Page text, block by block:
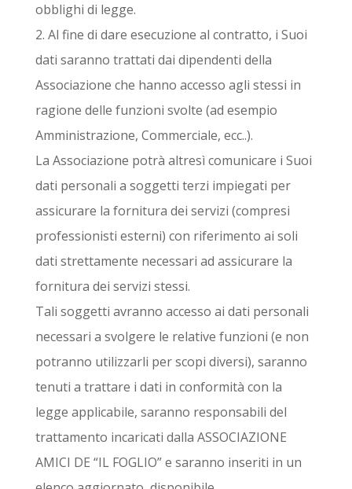
obblighi di legge.
2. Al fine di dare esecuzione al contratto, i Suoi
dati saranno trattati dai dipendenti della
Associazione che hanno accesso agli stessi in
ragione delle funzioni svolte (ad esempio
Amministrazione, Commerciale, ecc..).
La Associazione potrà altresì comunicare i Suoi
dati personali a soggetti terzi impiegati per
assicurare la fornitura dei servizi (compresi
professionisti esterni) con riferimento ai soli
dati strettamente necessari ad assicurare la
fornitura dei servizi stessi.
Tali soggetti avranno accesso ai dati personali
necessari a svolgere le relative funzioni (e non
potranno utilizzarli per scopi diversi), saranno
tenuti a trattare i dati in conformità con la
legge applicabile, saranno responsabili del
trattamento incaricati dalla ASSOCIAZIONE
AMICI DE “IL FOGLIO” e saranno inseriti in un